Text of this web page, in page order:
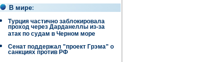
В мире:
Турция частично заблокировала
проход через Дарданеллы из-за
атак по судам в Черном море
Сенат поддержал "проект Грэма" о
санкциях против РФ